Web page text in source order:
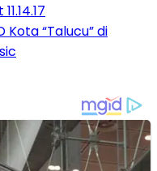
Kota “Talucu” di